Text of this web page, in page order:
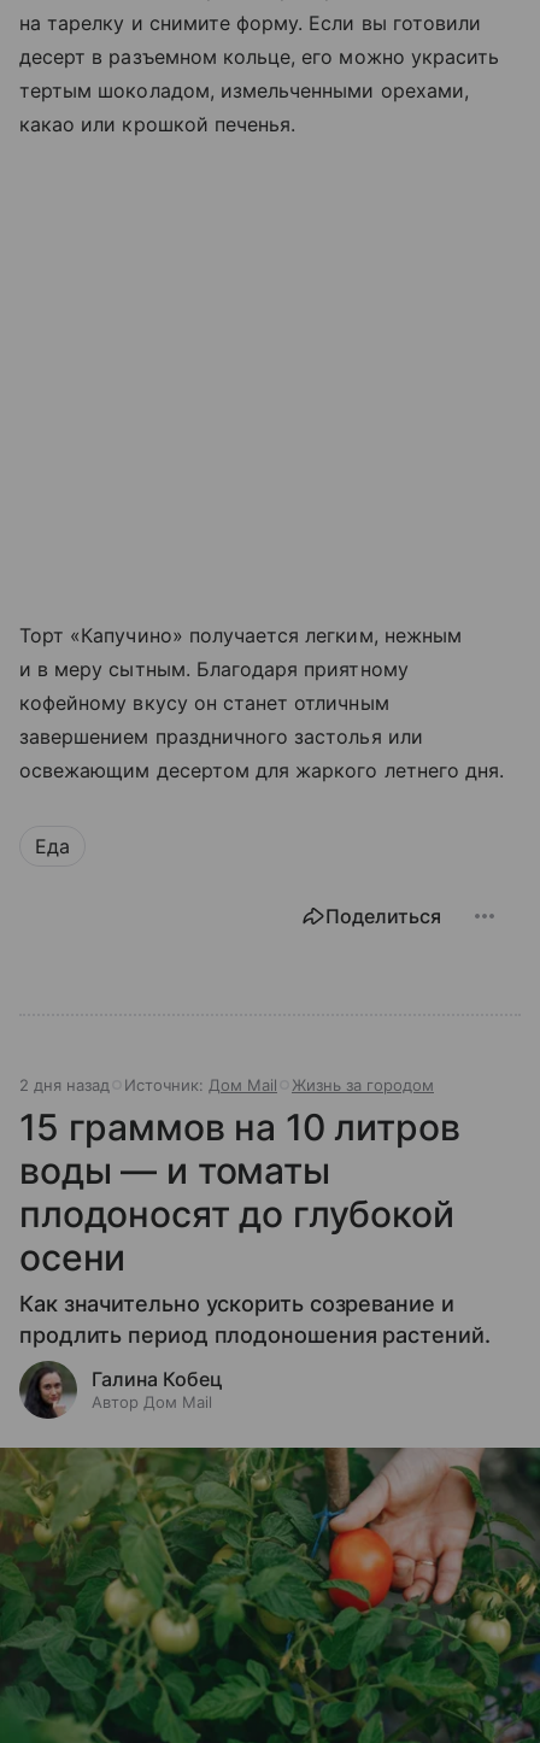
на тарелку и снимите форму. Если вы готовили
десерт в разъемном кольце, его можно украсить
тертым шоколадом, измельченными орехами,
какао или крошкой печенья.
Торт «Капучино» получается легким, нежным
и в меру сытным. Благодаря приятному
кофейному вкусу он станет отличным
завершением праздничного застолья или
освежающим десертом для жаркого летнего дня.
Еда
Поделиться
2 дня назад Источник: Дом Mail Жизнь за городом
15 граммов на 10 литров
воды — и томаты
плодоносят до глубокой
осени
Как значительно ускорить созревание и
продлить период плодоношения растений.
Галина Кобец
Автор Дом Mail